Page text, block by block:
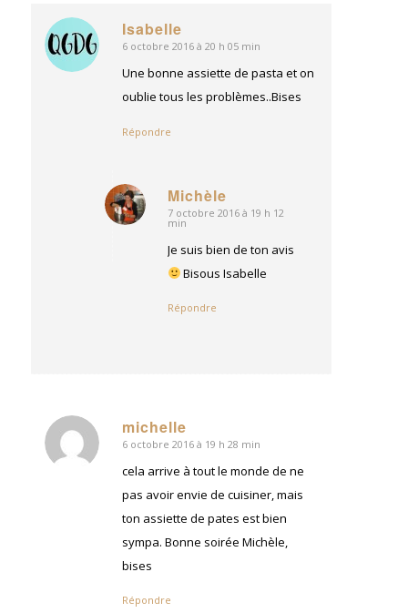
Isabelle
dit
:
6 octobre 2016 à 20 h 05 min
Une bonne assiette de pasta et on
oublie tous les problèmes..Bises
Répondre
Michèle
dit
7 octobre 2016 à 19 h 12
min
Je suis bien de ton avis
Bisous Isabelle
Répondre
michelle
dit
:
6 octobre 2016 à 19 h 28 min
cela arrive à tout le monde de ne
pas avoir envie de cuisiner, mais
ton assiette de pates est bien
sympa. Bonne soirée Michèle,
bises
Répondre